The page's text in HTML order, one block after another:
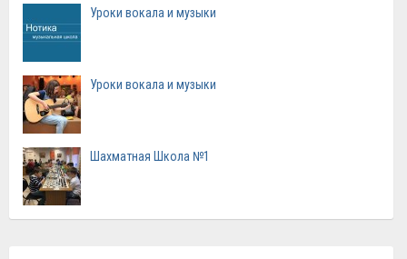
Уроки вокала и музыки
Уроки вокала и музыки
Шахматная Школа №1